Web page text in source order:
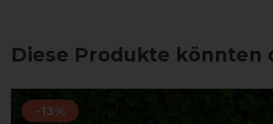
Diese Produkte könnten
-13%